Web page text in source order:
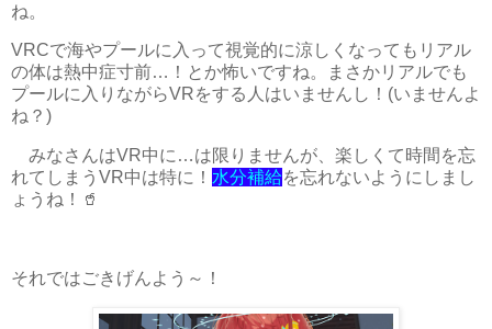
ね。
VRCで海やプールに入って視覚的に涼しくなってもリアル
の体は熱中症寸前…！とか怖いですね。まさかリアルでも
プールに入りながらVRをする人はいませんし！(いませんよ
ね？)
みなさんはVR中に…は限りませんが、楽しくて時間を忘
れてしまうVR中は特に！ 水分補給を忘れないようにしまし
ょうね！🥤
それではごきげんよう～！